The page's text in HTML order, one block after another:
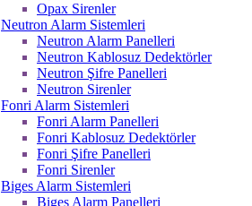
Opax Sirenler
Neutron Alarm Sistemleri
Neutron Alarm Panelleri
Neutron Kablosuz Dedektörler
Neutron Şifre Panelleri
Neutron Sirenler
Fonri Alarm Sistemleri
Fonri Alarm Panelleri
Fonri Kablosuz Dedektörler
Fonri Şifre Panelleri
Fonri Sirenler
Biges Alarm Sistemleri
Biges Alarm Panelleri